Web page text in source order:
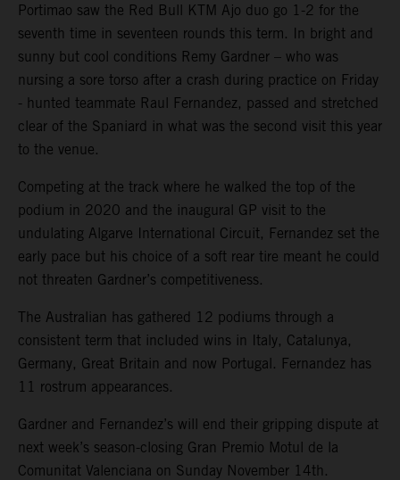
Portimao saw the Red Bull KTM Ajo duo go 1-2 for the
seventh time in seventeen rounds this term. In bright and
sunny but cool conditions Remy Gardner – who was
nursing a sore torso after a crash during practice on Friday
- hunted teammate Raul Fernandez, passed and stretched
clear of the Spaniard in what was the second visit this year
to the venue.
Competing at the track where he walked the top of the
podium in 2020 and the inaugural GP visit to the
undulating Algarve International Circuit, Fernandez set the
early pace but his choice of a soft rear tire meant he could
not threaten Gardner’s competitiveness.
The Australian has gathered 12 podiums through a
consistent term that included wins in Italy, Catalunya,
Germany, Great Britain and now Portugal. Fernandez has
11 rostrum appearances.
Gardner and Fernandez’s will end their gripping dispute at
next week’s season-closing Gran Premio Motul de la
Comunitat Valenciana on Sunday November 14th.